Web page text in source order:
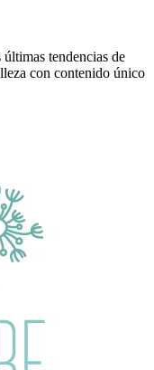
tendencias de
con contenido único